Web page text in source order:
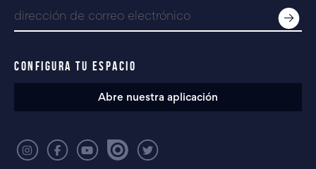
CONFIGURA TU ESPACIO
Abre nuestra aplicación